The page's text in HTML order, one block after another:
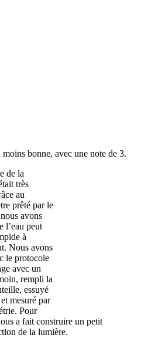
bonne, avec une note de 3.
de la
très
au
prêté par le
avons
l’eau peut
à
Nous avons
le protocole
avec un
rempli la
essuyé
mesuré par
Pour
a fait construire un petit
de la lumière.